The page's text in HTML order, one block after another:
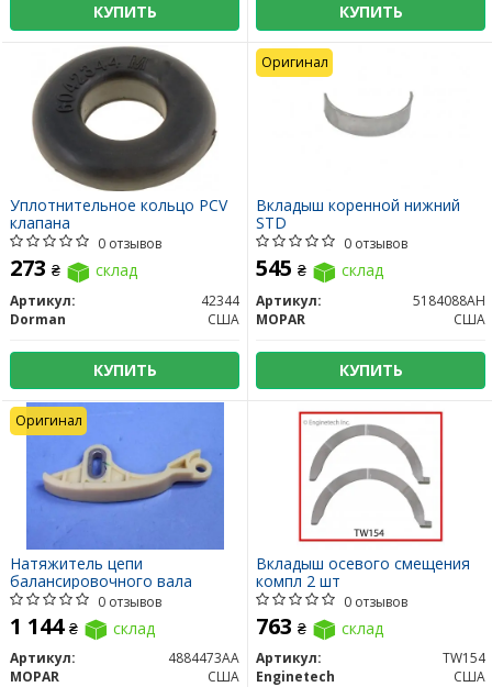
КУПИТЬ КУПИТЬ
Уплотнительное кольцо PCV
клапана
0 отзывов
273 ₴ склад
Артикул:
42344
Dorman
США
КУПИТЬ
Вкладыш коренной нижний
STD
0 отзывов
545 ₴ склад
Артикул:
5184088AH
MOPAR
США
КУПИТЬ
Оригинал
Натяжитель цепи
балансировочного вала
0 отзывов
1 144 ₴ склад
Артикул:
4884473AA
MOPAR
США
Оригинал
Вкладыш осевого смещения
компл 2 шт
0 отзывов
763 ₴ склад
Артикул:
TW154
Enginetech
США